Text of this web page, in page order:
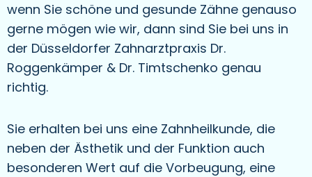
wenn Sie schöne und gesunde Zähne genauso
gerne mögen wie wir, dann sind Sie bei uns in
der Düsseldorfer Zahnarztpraxis Dr.
Roggenkämper & Dr. Timtschenko genau
richtig.
Sie erhalten bei uns eine Zahnheilkunde, die
neben der Ästhetik und der Funktion auch
besonderen Wert auf die Vorbeugung, eine